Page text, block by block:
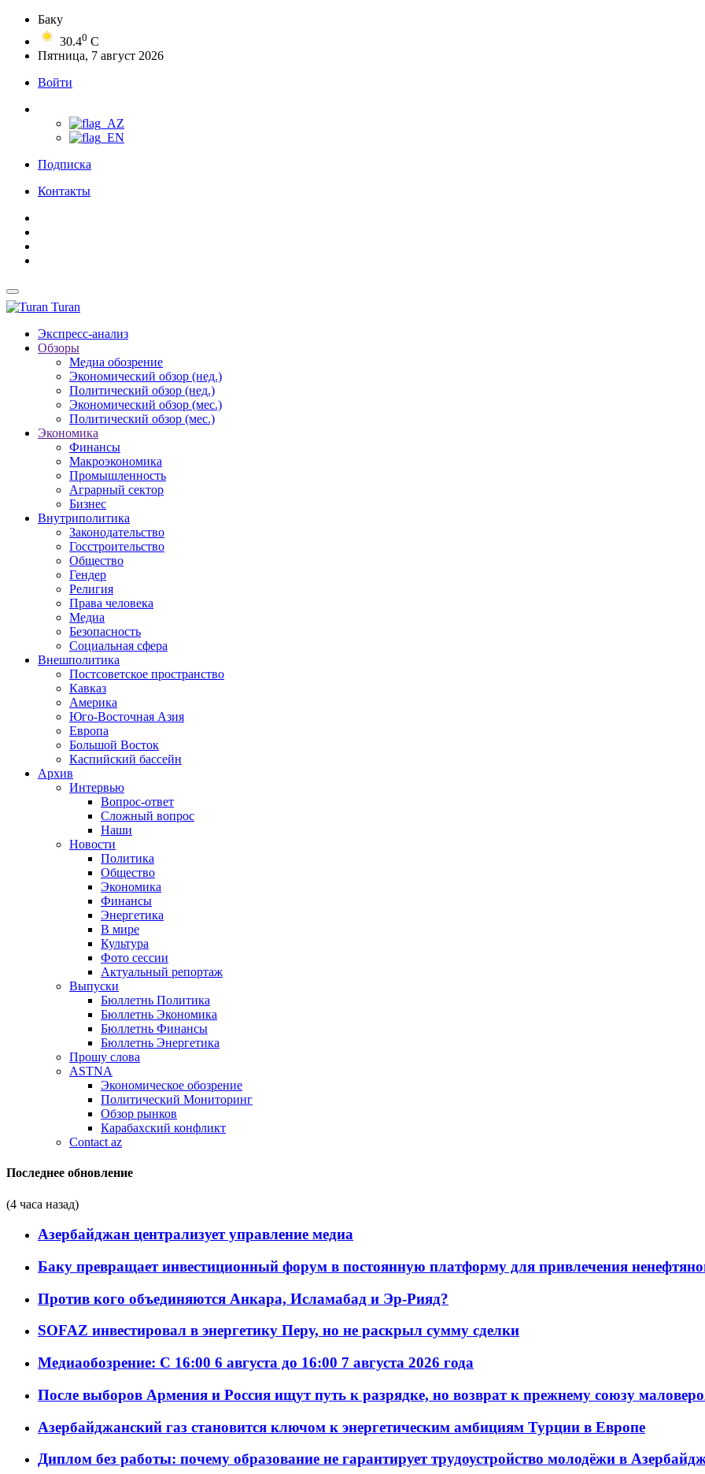
Баку
30.40 C
Пятница, 7 август 2026
Войти
Подписка
Контакты
Turan
Экспресс-анализ
Обзоры
Медиа обозрение
Экономический обзор (нед.)
Политический обзор (нед.)
Экономический обзор (мес.)
Политический обзор (мес.)
Экономика
Финансы
Макроэкономика
Промышленность
Аграрный сектор
Бизнес
Внутриполитика
Законодательство
Госстроительство
Общество
Гендер
Религия
Права человека
Медиа
Безопасность
Социальная сфера
Внешполитика
Постсоветское пространство
Кавказ
Америка
Юго-Восточная Азия
Европа
Большой Восток
Каспийский бассейн
Архив
Интервью
Вопрос-ответ
Сложный вопрос
Наши
Новости
Политика
Общество
Экономика
Финансы
Энергетика
В мире
Культура
Фото сессии
Актуальный репортаж
Выпуски
Бюллетнь Политика
Бюллетнь Экономика
Бюллетнь Финансы
Бюллетнь Энергетика
Прошу слова
ASTNA
Экономическое обозрение
Политический Мониторинг
Обзор рынков
Карабахский конфликт
Contact az
Последнее обновление
(4 часа назад)
Азербайджан централизует управление медиа
Баку превращает инвестиционный форум в постоянную платформу для привлечения
Против кого объединяются Анкара, Исламабад и Эр-Рияд?
SOFAZ инвестировал в энергетику Перу, но не раскрыл сумму сделки
Медиаобозрение: С 16:00 6 августа до 16:00 7 августа 2026 года
После выборов Армения и Россия ищут путь к разрядке, но возврат к прежнему союзу
Азербайджанский газ становится ключом к энергетическим амбициям Турции в Европе
Диплом без работы: почему образование не гарантирует трудоустройство молодёжи в